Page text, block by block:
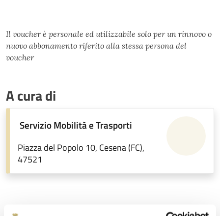
Il voucher è personale ed utilizzabile solo per un rinnovo o
nuovo abbonamento riferito alla stessa persona del
voucher
A cura di
Servizio Mobilità e Trasporti
Piazza del Popolo 10, Cesena (FC),
47521